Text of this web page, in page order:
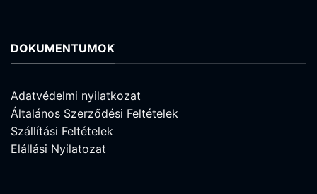
DOKUMENTUMOK
Adatvédelmi nyilatkozat
Általános Szerződési Feltételek
Szállítási Feltételek
Elállási Nyilatozat